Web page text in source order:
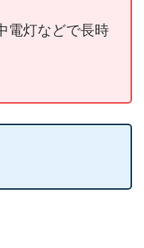
電灯などで長時